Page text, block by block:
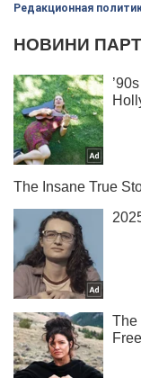
Редакционная